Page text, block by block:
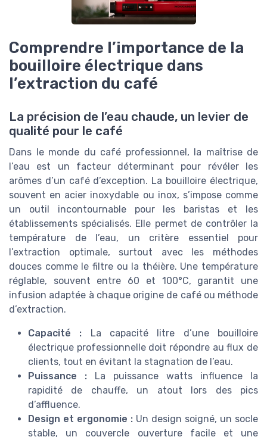
Comprendre l’importance de la
bouilloire électrique dans
l’extraction du café
La précision de l’eau chaude, un levier de
qualité pour le café
Dans le monde du café professionnel, la maîtrise de
l’eau est un facteur déterminant pour révéler les
arômes d’un café d’exception. La bouilloire électrique,
souvent en acier inoxydable ou inox, s’impose comme
un outil incontournable pour les baristas et les
établissements spécialisés. Elle permet de contrôler la
température de l’eau, un critère essentiel pour
l’extraction optimale, surtout avec les méthodes
douces comme le filtre ou la théière. Une température
réglable, souvent entre 60 et 100°C, garantit une
infusion adaptée à chaque origine de café ou méthode
d’extraction.
Capacité : La capacité litre d’une bouilloire
électrique professionnelle doit répondre au flux de
clients, tout en évitant la stagnation de l’eau.
Puissance : La puissance watts influence la
rapidité de chauffe, un atout lors des pics
d’affluence.
Design et ergonomie : Un design soigné, un socle
stable, un couvercle ouverture facile et une